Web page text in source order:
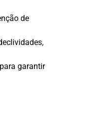
de
garantir